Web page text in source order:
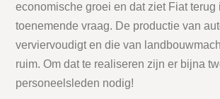
economische groei en dat ziet Fiat terug
toenemende vraag. De productie van
verviervoudigt en die van
ruim. Om dat te realiseren zijn er bijna
personeelsleden nodig!